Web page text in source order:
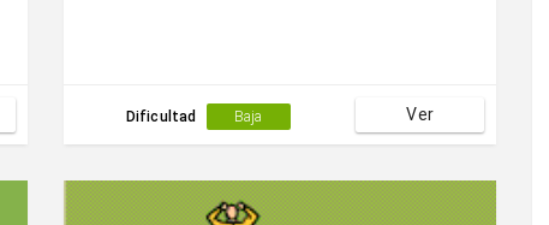
Dificultad Baja Ver